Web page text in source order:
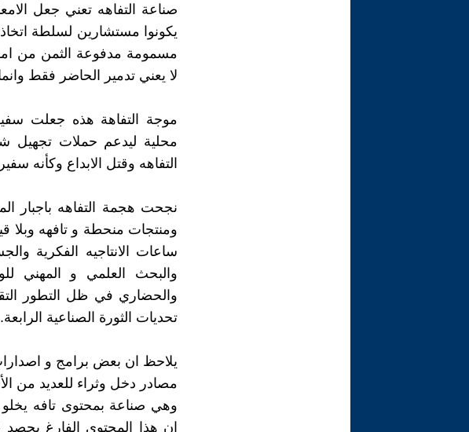
صناعة التفاهه تعني جعل
يكونوا مستشارين لسلطة
مسمومة مدفوعة الثمن من
لا يعني تدمير الحاضر فقط
موجة التفاهة هذه جعلت
محلية ليدعم حملات تجهيل
التفاهه وقتل الابداع وكأنه
نجحت هجمة التفاهه باجبار
ومنتجات منحطة و تافهه وبلا
ساعات الانتاجيه الفكرية
والبحث العلمي و المهني
والحضاري في ظل التطور
تحديات الثورة الصناعية الرابعة.
يلاحظ ان بعض برامج و
مصادر دخل وثراء للعديد من
وهي صناعة بمحتوى تافه يخلو
ان هذا المحتوى الفارغ